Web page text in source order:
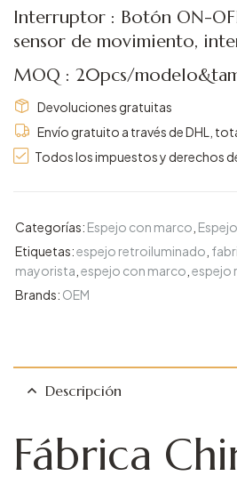
Interruptor : Botón ON-
sensor de movimiento,
MOQ : 20pcs/
Devoluciones gratuitas
Envío gratuito a través de DHL,
Todos los impuestos y derechos
Categorías: Espejo con marco
Etiquetas:espejo retroiluminado
mayorista espejo con marco espejo
Brands: OEM
Descripción
Fábrica